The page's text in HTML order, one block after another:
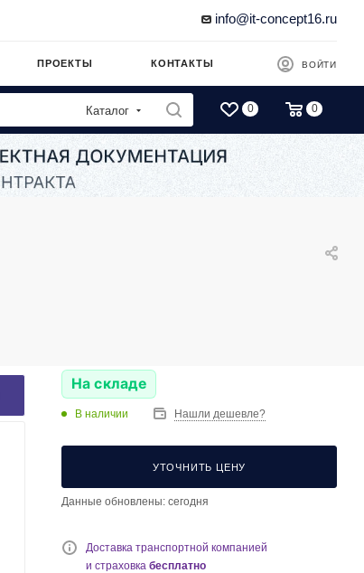
info@it-concept16.ru
ПРОЕКТЫ КОНТАКТЫ ВОЙТИ
Каталог 0 0
На складе
В наличии Нашли дешевле?
УТОЧНИТЬ ЦЕНУ
Данные обновлены: сегодня
Доставка транспортной компанией
и страховка бесплатно